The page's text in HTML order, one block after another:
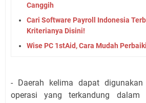
Canggih
Cari Software Payroll Indonesia
Kriterianya Disini!
Wise PC 1stAid, Cara Mudah
- Daerah kelima dapat digunakan
operasi yang terkandung